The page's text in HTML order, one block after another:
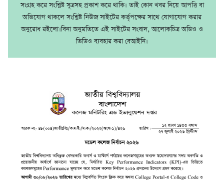
সংগ্রহ করে সংশ্লিষ্ট সূত্রসহ প্রকাশ করে থাকি। তাই কোন খবর নিয়ে আপত্তি বা
অভিযোগ থাকলে সংশ্লিষ্ট নিউজ সাইটের কর্তৃপক্ষের সাথে যোগাযোগ করার
অনুরোধ রইলো।বিনা অনুমতিতে এই সাইটের সংবাদ, আলোকচিত্র অডিও ও
ভিডিও ব্যবহার করা বেআইনি।